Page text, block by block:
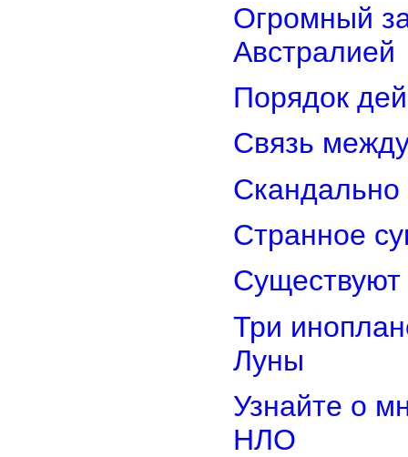
Огромный
Австралией
Порядок
Связь
Странное
Три
Луны
Узнайте о
НЛО